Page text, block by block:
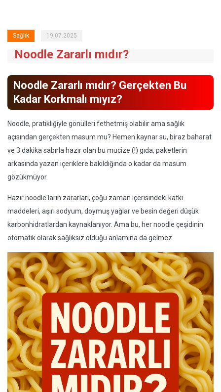
Sağlık 19.07.2025
Noodle Zararlı mıdır?
Noodle Zararlı mıdır? Gerçekten Bu
Kadar Korkmalı mıyız?
Noodle, pratikliğiyle gönülleri fethetmiş olabilir ama sağlık
açısından gerçekten masum mu? Hemen kaynar su, biraz baharat
ve 3 dakika sabırla hazır olan bu mucize (!) gıda, paketlerin
arkasında yazan içeriklere bakıldığında o kadar da masum
gözükmüyor.
Hazır noodle'ların zararları, çoğu zaman içerisindeki katkı
maddeleri, aşırı sodyum, doymuş yağlar ve besin değeri düşük
karbonhidratlardan kaynaklanıyor. Ama bu, her noodle çeşidinin
otomatik olarak sağlıksız olduğu anlamına da gelmez.